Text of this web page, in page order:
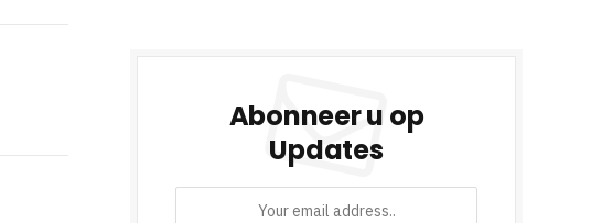
Abonneer u op
Updates